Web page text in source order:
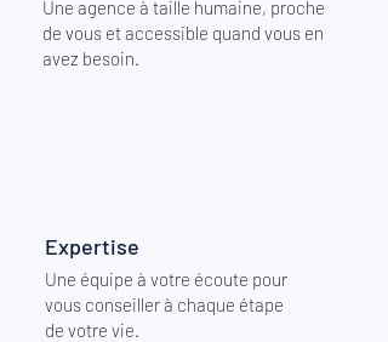
Une agence à taille humaine, proche
de vous et accessible quand vous en
avez besoin.
Expertise
Une équipe à votre écoute pour
vous conseiller à chaque étape
de votre vie.